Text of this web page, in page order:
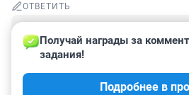
ОТВЕТИТЬ
26 июля 2023, 08:32
По моему это просто некрасиво.
современным искусством или
Какое-то уродство и «о, это
Получай награды за
задания!
Подробнее в